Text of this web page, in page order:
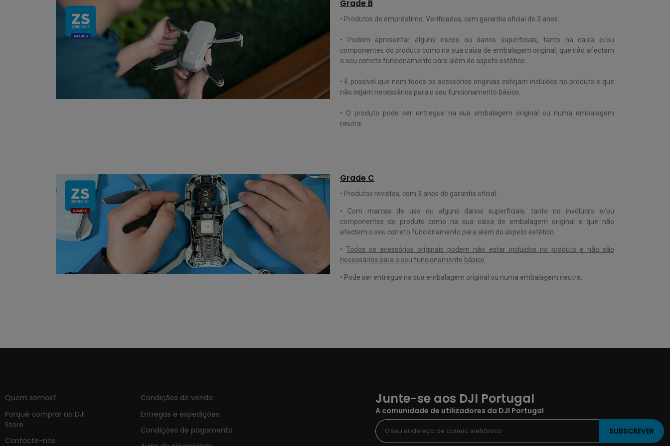
Grade B
• Produtos de empréstimo. Verificados, com garantia oficial de 3 anos.
• Podem apresentar alguns riscos ou danos superficiais, tanto na caixa e/ou
componentes do produto como na sua caixa de embalagem original, que não afectam
o seu correto funcionamento para além do aspeto estético.
• É possível que nem todos os acessórios originais estejam incluídos no produto e que
não sejam necessários para o seu funcionamento básico.
• O produto pode ser entregue na sua embalagem original ou numa embalagem
neutra.
Grade C
• Produtos revistos, com 3 anos de garantia oficial.
• Com marcas de uso ou alguns danos superficiais, tanto no invólucro e/ou
componentes do produto como na sua caixa de embalagem original e que não
afectem o seu correto funcionamento para além do aspeto estético.
•Todos os acessórios originais podem não estar incluídos no produto e não são
necessários para o seu funcionamento básico.
• Pode ser entregue na sua embalagem original ou numa embalagem neutra.
Quem somos?
Porquê comprar na DJI
Store
Contacte-nos
Condições de venda
Entregas e expedições
Condições de pagamento
Junte-se aos DJI Portugal
A comunidade de utilizadores da DJI Portugal
SUBSCREVER